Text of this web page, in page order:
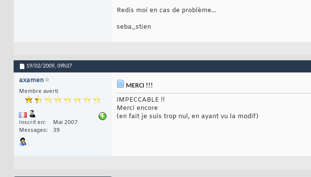
16
End Sub
Redis moi en cas de problème...
seba_stien
19/02/2009, 09h37
axamen
Membre averti
Inscrit en
Mai 2007
Messages
39
MERCI !!!
IMPECCABLE !!
Merci encore
(en fait je suis trop nul, en ayant vu la modif)